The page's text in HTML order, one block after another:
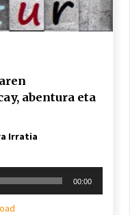
irratia, podcastak
abentura eta
Irratia
00:00